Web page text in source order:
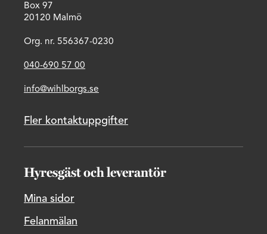
Box 97
20120 Malmö
Org. nr. 556367-0230
040-690 57 00
info@wihlborgs.se
Fler kontaktuppgifter
Hyresgäst och leverantör
Mina sidor
Felanmälan